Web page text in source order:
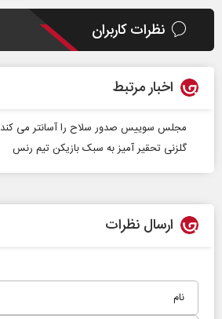
نظرات کاربران
اخبار مرتبط
مجلس سوییس صدور سلاح را آسانتر می کند
گلزنی تحقیر آمیز به سبک بازیکن تیم رنس
ارسال نظرات